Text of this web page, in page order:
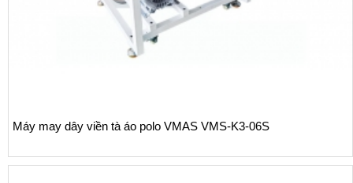
polo VMAS VMS-K3-06S Máy vắt sổ sườn